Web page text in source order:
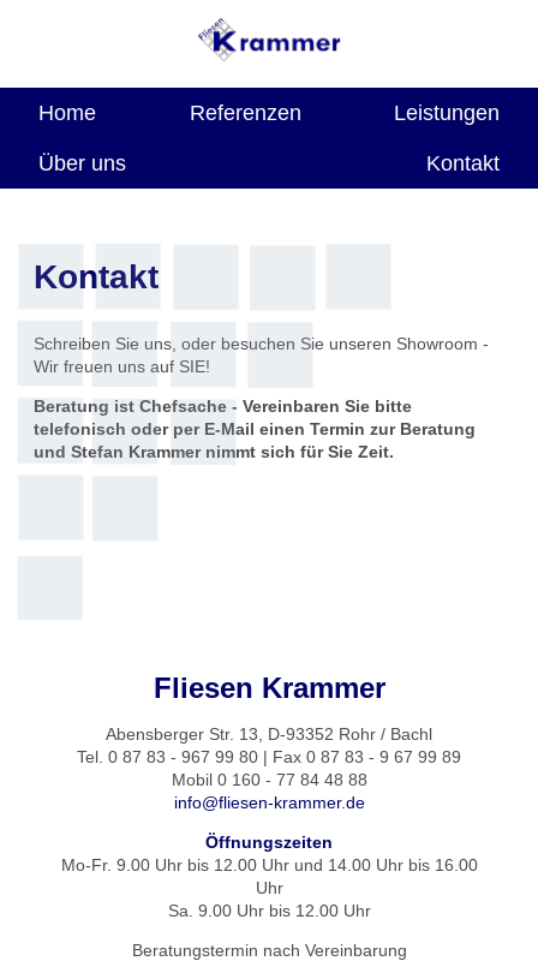
Home Referenzen Leistungen
Über uns Kontakt
Kontakt
Schreiben Sie uns, oder besuchen Sie unseren Showroom -
Wir freuen uns auf SIE!
Beratung ist Chefsache - Vereinbaren Sie bitte
telefonisch oder per E-Mail einen Termin zur Beratung
und Stefan Krammer nimmt sich für Sie Zeit.
Fliesen Krammer
Abensberger Str. 13, D-93352 Rohr / Bachl
Tel. 0 87 83 - 967 99 80 | Fax 0 87 83 - 9 67 99 89
Mobil 0 160 - 77 84 48 88
info@fliesen-krammer.de
Öffnungszeiten
Mo-Fr. 9.00 Uhr bis 12.00 Uhr und 14.00 Uhr bis 16.00
Uhr
Sa. 9.00 Uhr bis 12.00 Uhr
Beratungstermin nach Vereinbarung